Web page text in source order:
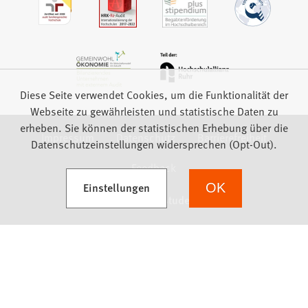
Impressum Datenschutz
Barrierefreiheit
Feedback
Diese Seite verwendet Cookies, um die Funktionalität der
Webseite zu gewährleisten und statistische Daten zu
erheben. Sie können der statistischen Erhebung über die
Datenschutzeinstellungen widersprechen (Opt-Out).
Einstellungen
(Öffnet in einem neuen Tab) OK